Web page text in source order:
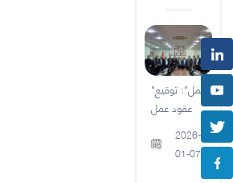
"العمل": توقيع
عقود عمل
2026-
01-07